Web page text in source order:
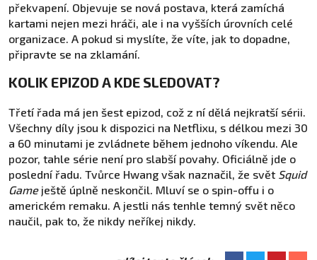
překvapení. Objevuje se nová postava, která zamíchá
kartami nejen mezi hráči, ale i na vyšších úrovních celé
organizace. A pokud si myslíte, že víte, jak to dopadne,
připravte se na zklamání.
KOLIK EPIZOD A KDE SLEDOVAT?
Třetí řada má jen šest epizod, což z ní dělá nejkratší sérii.
Všechny díly jsou k dispozici na Netflixu, s délkou mezi 30
a 60 minutami je zvládnete během jednoho víkendu. Ale
pozor, tahle série není pro slabší povahy. Oficiálně jde o
poslední řadu. Tvůrce Hwang však naznačil, že svět Squid
Gameještě úplně neskončil. Mluví se o spin-offu i o
americkém remaku. A jestli nás tenhle temný svět něco
naučil, pak to, že nikdy neříkej nikdy.